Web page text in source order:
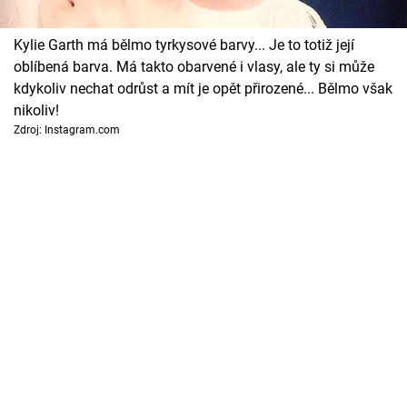
Sledujte prima+
Filmový festival Karlovy Vary
Pořady
Kylie Garth má bělmo tyrkysové barvy... Je to totiž její
oblíbená barva. Má takto obarvené i vlasy, ale ty si může
kdykoliv nechat odrůst a mít je opět přirozené... Bělmo však
nikoliv!
Zdroj: Instagram.com